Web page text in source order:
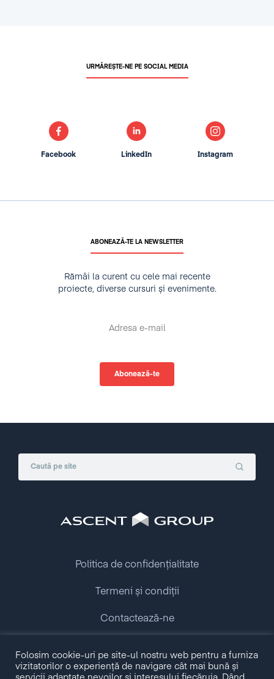
ABONEAZĂ-TE LA NEWSLETTER
Rămâi la curent cu cele mai recente
proiecte, diverse cursuri și evenimente.
URMĂREȘTE-NE PE SOCIAL MEDIA
Facebook LinkedIn Instagram
Copyright © 2009 - 2026 Ascent Group.
All rights reserved.
Politica de confidențialitate
Termeni și condiții
Contactează-ne
Folosim cookie-uri pe site-ul nostru web pentru a furniza
vizitatorilor o experiență de navigare cât mai bună și